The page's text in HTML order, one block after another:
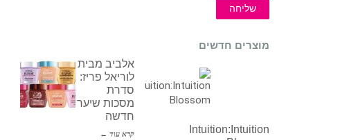
שליחה
מוצרים חדשים
אלביב מבית
לוריאל פריז:
סדרת
מסכות שיער
חדשה
קרא עוד ←
Intuition:Intuition